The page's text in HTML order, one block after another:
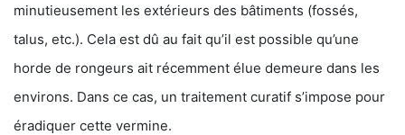
minutieusement les extérieurs des bâtiments (fossés,
talus, etc.). Cela est dû au fait qu’il est possible qu’une
horde de rongeurs ait récemment élue demeure dans les
environs. Dans ce cas, un traitement curatif s’impose pour
éradiquer cette vermine.